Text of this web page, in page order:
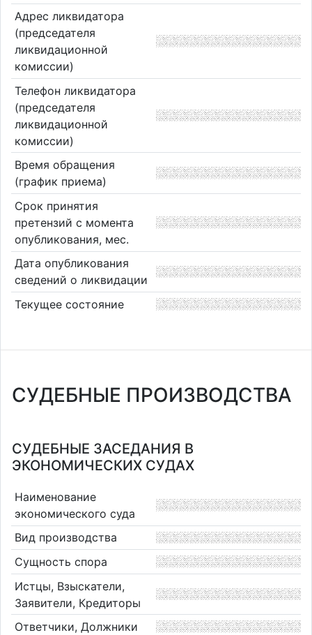
Адрес ликвидатора
(председателя
ликвидационной
комиссии)
Телефон ликвидатора
(председателя
ликвидационной
комиссии)
Время обращения
(график приема)
Срок принятия
претензий с момента
опубликования, мес.
Дата опубликования
сведений о ликвидации
Текущее состояние
СУДЕБНЫЕ ПРОИЗВОДСТВА
СУДЕБНЫЕ ЗАСЕДАНИЯ В
ЭКОНОМИЧЕСКИХ СУДАХ
Наименование
экономического суда
Вид производства
Сущность спора
Истцы, Взыскатели,
Заявители, Кредиторы
Ответчики, Должники